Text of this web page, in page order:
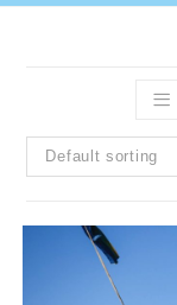
Default sorting